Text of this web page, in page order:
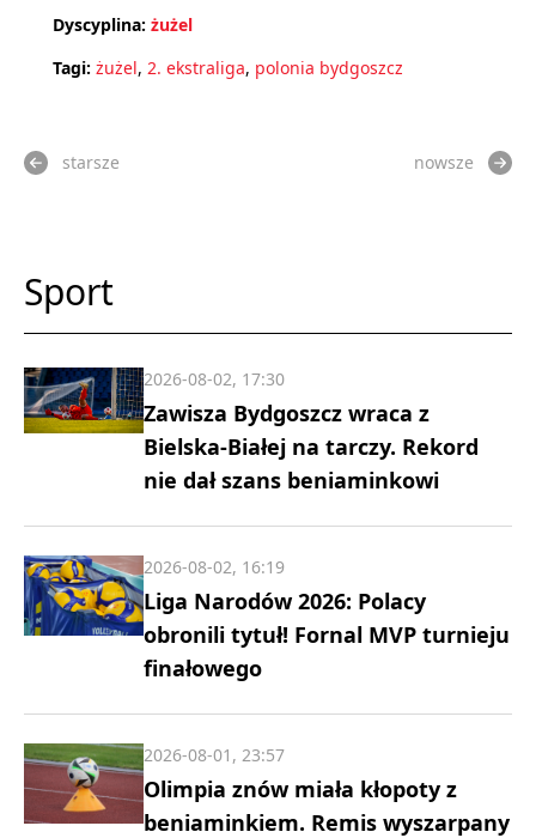
Dyscyplina: żużel
Tagi: żużel, 2. ekstraliga, polonia bydgoszcz
starsze nowsze
Sport
Zawisza Bydgoszcz wraca z
Bielska-Białej na tarczy. Rekord
nie dał szans beniaminkowi
2026-08-02, 17:30
Liga Narodów 2026: Polacy
obronili tytuł! Fornal MVP turnieju
finałowego
2026-08-02, 16:19
Olimpia znów miała kłopoty z
beniaminkiem. Remis wyszarpany
2026-08-01, 23:57